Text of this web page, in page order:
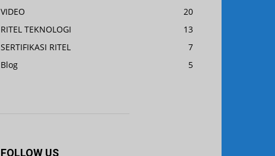
VIDEO
20
RITEL TEKNOLOGI
13
SERTIFIKASI RITEL
7
Blog
5
FOLLOW US